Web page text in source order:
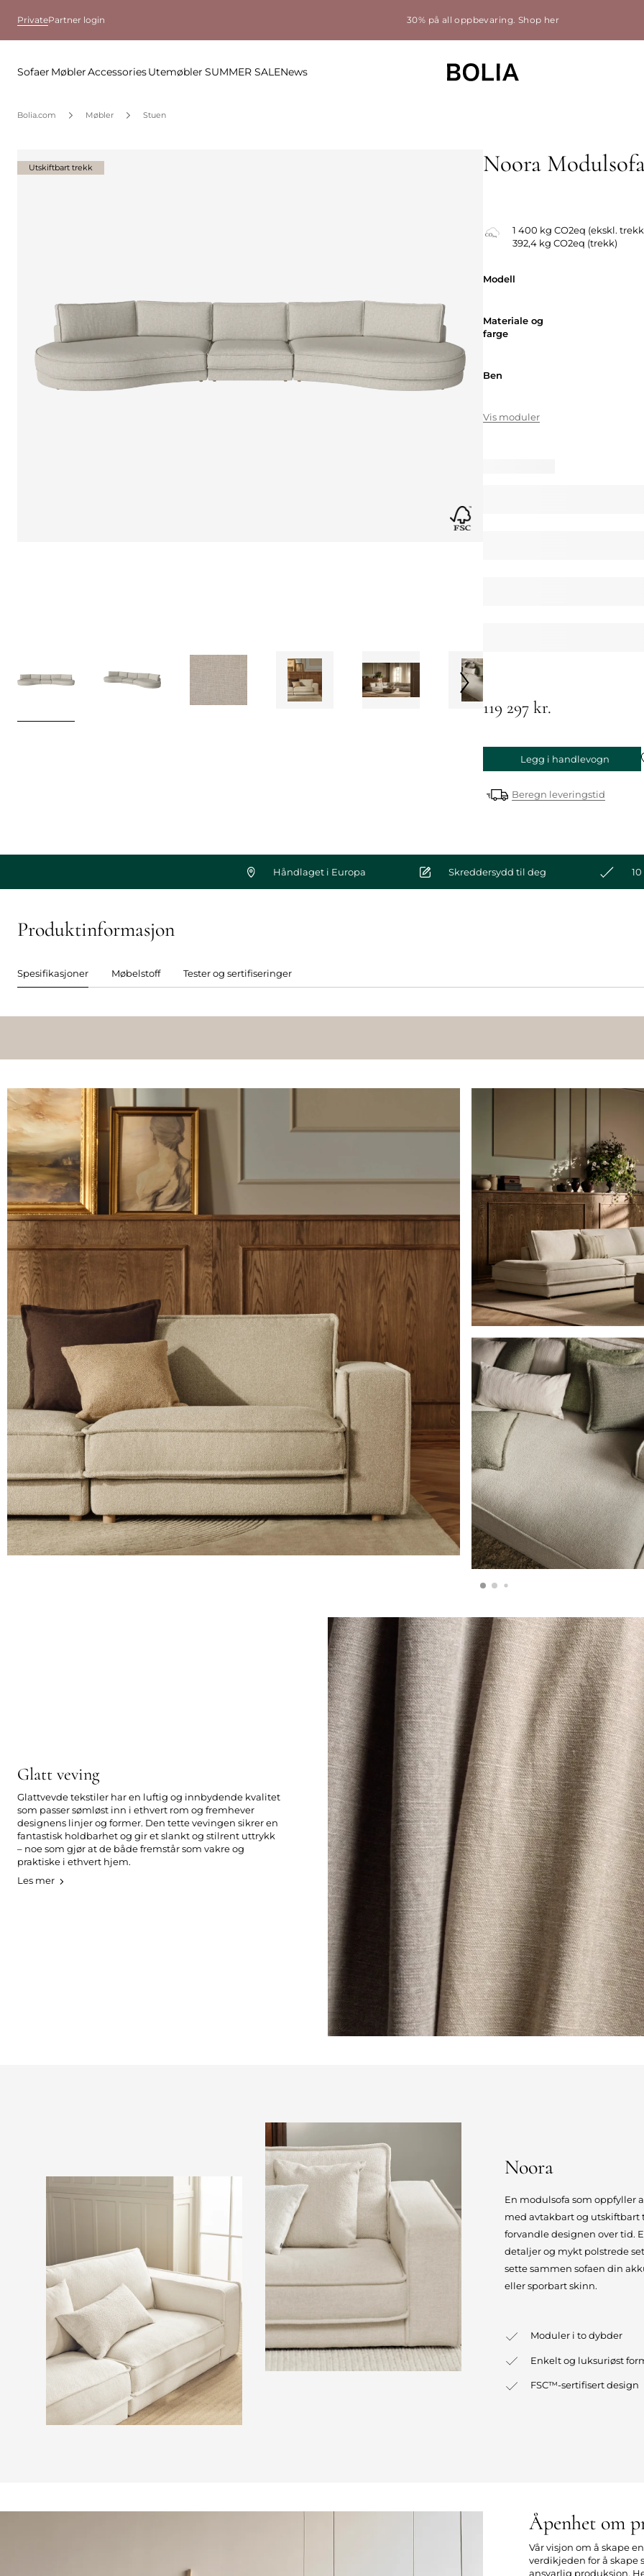
PrivatePartner login 30% på all oppbevaring. Shop her
Sofaer MøblerAccessoriesUtemøbler SUMMER SALENews
Bolia.com Møbler Stuen
Noora
1 400 kg CO2eq (ekskl.
392,4 kg CO2eq (trekk)
Modell
Materiale og
farge
Ben
Vis moduler
119 297 kr.
Legg i handlevogn
Beregn leveringstid
Utskiftbart trekk Utskiftbart trekk
Håndlaget i Europa Skreddersydd til deg
Produktinformasjon
Spesifikasjoner Møbelstoff Tester og sertifiseringer
Glatt veving
Glattvevde tekstiler har en luftig og innbydende kvalitet
som passer sømløst inn i ethvert rom og fremhever
designens linjer og former. Den tette vevingen sikrer en
fantastisk holdbarhet og gir et slankt og stilrent uttrykk
– noe som gjør at de både fremstår som vakre og
praktiske i ethvert hjem.
Les mer
Noora
En modulsofa som oppfyller
med avtakbart og utskiftbart
forvandle designen over tid.
detaljer og mykt polstrede
sette sammen sofaen din
eller sporbart skinn.
Moduler i to dybder
Enkelt og luksuriøst
FSC™-sertifisert design
Åpenhet om
Vår visjon om å skape
verdikjeden for å
ansvarlig produksjon.